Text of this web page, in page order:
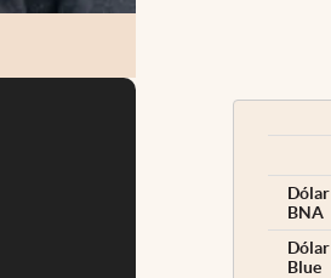
Dólar
BNA
Dólar
Blue